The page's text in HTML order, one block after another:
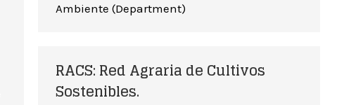
Ambiente (Department)
RACS: Red Agraria de Cultivos
Sostenibles.